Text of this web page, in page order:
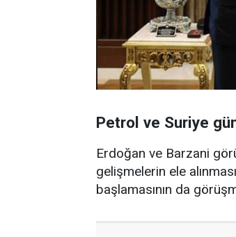
Petrol ve Suriye
Erdoğan ve Barzani
gelişmelerin ele
başlamasının da